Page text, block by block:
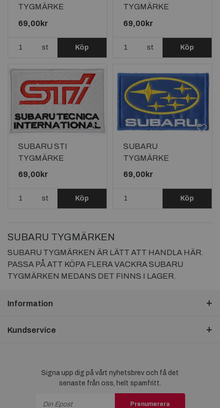
TYGMÄRKE
104x55mm
69,00kr
st Köp
TYGMÄRKE
81x50mm
69,00kr
st Köp
SUBARU STI
TYGMÄRKE
104x68mm
69,00kr
st Köp
SUBARU
TYGMÄRKE
95X62mm
69,00kr
Köp
SUBARU TYGMÄRKEN
SUBARU TYGMÄRKEN ÄR LÄTT ATT HANDLA HÄR.
PASSA PÅ ATT KÖPA FLERA VACKRA SUBARU
TYGMÄRKEN MEDANS DET FINNS I LAGER.
Information
Kundservice
Signa upp dig på vårt nyhetsbrev och få det
senaste från oss, helt spamfritt.
Prenumerera